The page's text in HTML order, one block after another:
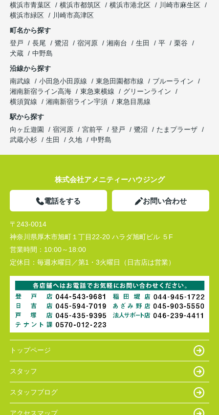
横浜市青葉区
横浜市都筑区 横浜市港北区
川崎市麻生区
横浜市緑区
川崎市高津区
町名から探す
登戸
長尾 鷺沼 宿河原 湘南台 生田 平
栗谷
犬蔵
中野島
沿線から探す
南武線
小田急小田原線 東急田園都市線
ブルーライン
湘南新宿ライン高海
東急東横線
グリーンライン
横須賀線
湘南新宿ライン宇須
東急目黒線
駅から探す
向ヶ丘遊園
宿河原 宮前平 登戸 鷺沼
たまプラーザ
武蔵小杉
生田 久地 中野島
株式会社アメニティーハウジング
電話をする お問い合わせ
〒243-0014
神奈川県厚木市旭町１丁目22-20 ハラダ旭町ビル ５F
営業時間： 10:00～18:00
定休日： 毎週水曜日／第1・3火曜日（日吉店は営業）
トップページ
スタッフ
スタッフブログ
アクセスマップ